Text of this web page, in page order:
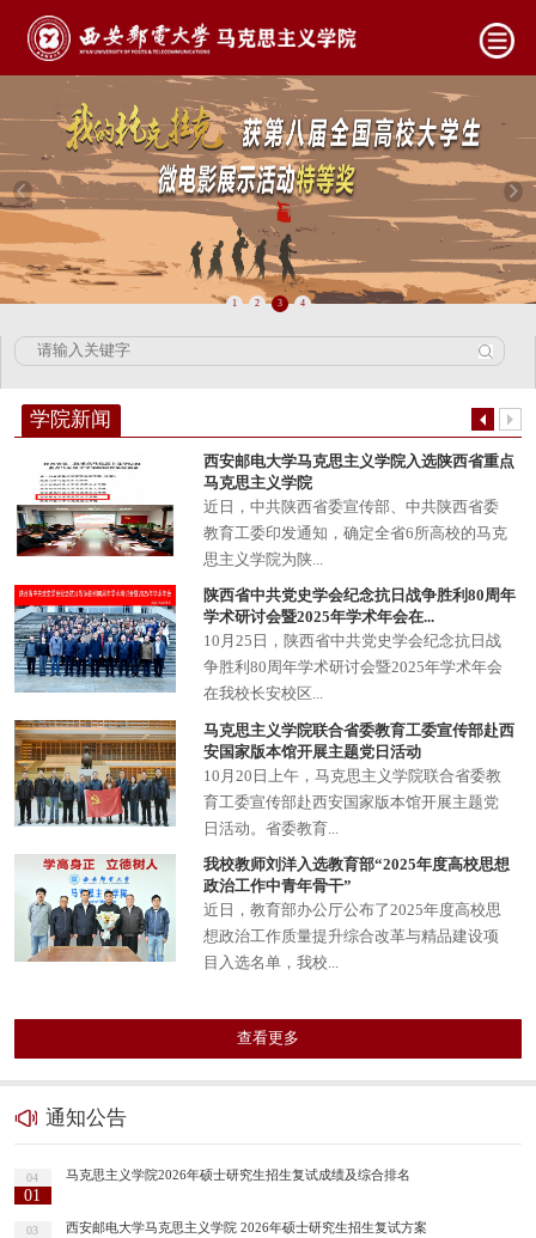
1 2 3 4
学院新闻
西安邮电大学马克思主义学院入选陕西省重点
马克思主义学院
​近日，中共陕西省委宣传部、中共陕西省委
教育工委印发通知，确定全省6所高校的马克
思主义学院为陕...
陕西省中共党史学会纪念抗日战争胜利80周年
学术研讨会暨2025年学术年会在...
​10月25日，陕西省中共党史学会纪念抗日战
争胜利80周年学术研讨会暨2025年学术年会
在我校长安校区...
马克思主义学院联合省委教育工委宣传部赴西
安国家版本馆开展主题党日活动
10月20日上午，马克思主义学院联合省委教
育工委宣传部赴西安国家版本馆开展主题党
日活动。省委教育...
我校教师刘洋入选教育部“2025年度高校思想
政治工作中青年骨干”
近日，教育部办公厅公布了2025年度高校思
想政治工作质量提升综合改革与精品建设项
目入选名单，我校...
查看更多
通知公告
04
01
马克思主义学院2026年硕士研究生招生复试成绩及综合排名
03 西安邮电大学马克思主义学院 2026年硕士研究生招生复试方案